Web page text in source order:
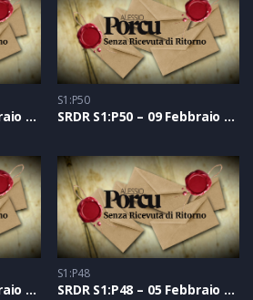
SRDR S1:P51 – 10 Febbraio 2021
S1:P50
SRDR S1:P50 – 09 Febbraio 2021
SRDR S1:P49 – 08 Febbraio 2021
S1:P48
SRDR S1:P48 – 05 Febbraio 2021